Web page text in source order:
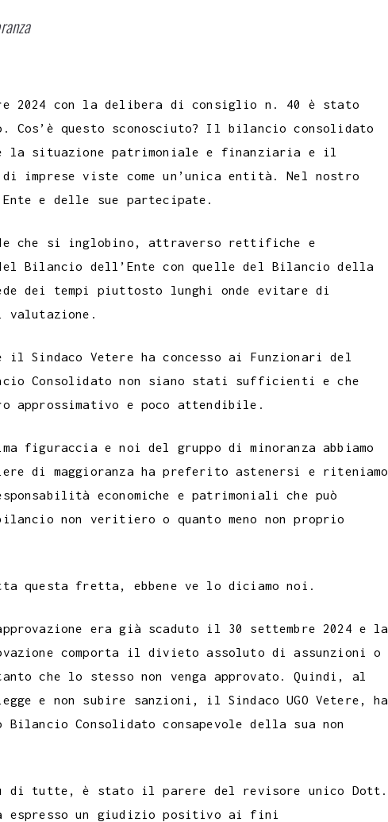
2024 con la delibera di consiglio n. 40 è stato
Cos’è questo sconosciuto? Il bilancio consolidato
la situazione patrimoniale e finanziaria e il
imprese viste come un’unica entità. Nel nostro
e delle sue partecipate.
che si inglobino, attraverso rettifiche e
Bilancio dell’Ente con quelle del Bilancio della
dei tempi piuttosto lunghi onde evitare di
valutazione.
Sindaco Vetere ha concesso ai Funzionari del
Consolidato non siano stati sufficienti e che
approssimativo e poco attendibile.
figuraccia e noi del gruppo di minoranza abbiamo
di maggioranza ha preferito astenersi e riteniamo
economiche e patrimoniali che può
non veritiero o quanto meno non proprio
questa fretta, ebbene ve lo diciamo noi.
era già scaduto il 30 settembre 2024 e la
comporta il divieto assoluto di assunzioni o
che lo stesso non venga approvato. Quindi, al
e non subire sanzioni, il Sindaco UGO Vetere, ha
Bilancio Consolidato consapevole della sua non
di tutte, è stato il parere del revisore unico Dott.
espresso un giudizio positivo ai fini